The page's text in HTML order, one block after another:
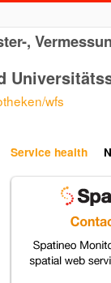
,
wfs
Service health